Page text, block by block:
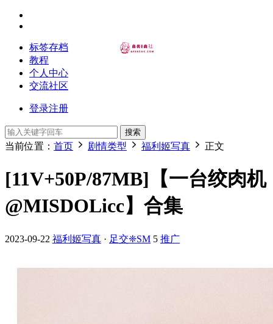
标签存档
教程
个人中心
交流社区
登录注册
搜索
当前位置： 首页 剧情类型 福利姬写真 正文
[11V+50P/87MB]【一台绞肉机
@MISDOLicc】合集
2023-09-22 福利姬写真 · 足交❈SM 5 推广